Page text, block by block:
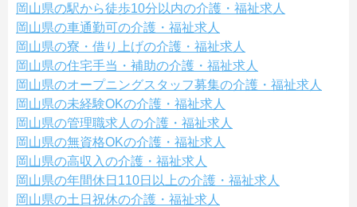
岡山県の駅から徒歩10分以内の介護・福祉求人
岡山県の車通勤可の介護・福祉求人
岡山県の寮・借り上げの介護・福祉求人
岡山県の住宅手当・補助の介護・福祉求人
岡山県のオープニングスタッフ募集の介護・福祉求人
岡山県の未経験OKの介護・福祉求人
岡山県の管理職求人の介護・福祉求人
岡山県の無資格OKの介護・福祉求人
岡山県の高収入の介護・福祉求人
岡山県の年間休日110日以上の介護・福祉求人
岡山県の土日祝休の介護・福祉求人